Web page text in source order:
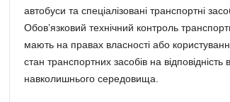
автобуси та спеціалізовані транспортні
Обов’язковий технічний контроль
мають на правах власності або
стан транспортних засобів на
навколишнього середовища.